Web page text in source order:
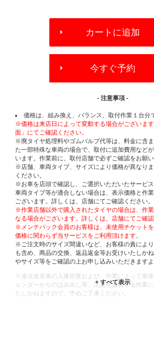
OPTIONS
カートに追加
今すぐ予約
- 注意事項 -
価格は、組み換え、バランス、取付作業１台分
※価格は来店日によって変動する場合がございま
面」にてご確認ください。
※廃タイヤ処理料やゴムバルブ代等は、料金に含
た一部特殊な車両の場合で、取付に追加費用など
います。作業前に、取付店舗で必ずご確認をお願い
※店舗、車両タイプ、サイズにより価格が異なり
ください。
※お車を店頭で確認し、ご選択いただいたサービス
車両タイプ等が適合しない場合は、表示価格と作
ございます。詳しくは、店舗にてご確認ください。
※作業店舗以外で購入されたタイヤの場合は、作
なる場合がございます。詳しくは、店舗にてご確認
※メンテパック会員のお客様は、未使用チケット
価格に関わらず当サービスをご利用頂けます。
※ご注文時のサイズ間違いなど、お客様の責によ
も含め、商品の交換、返品返金等お受けいたしか
やサイズ等をご確認の上お申し込みいただきますよ
※違法改造車の入庫作業および、作業によって車
ェンダーからのはみ出し等、法規を逸脱する作業
たしかねますので、予めご了承ください。